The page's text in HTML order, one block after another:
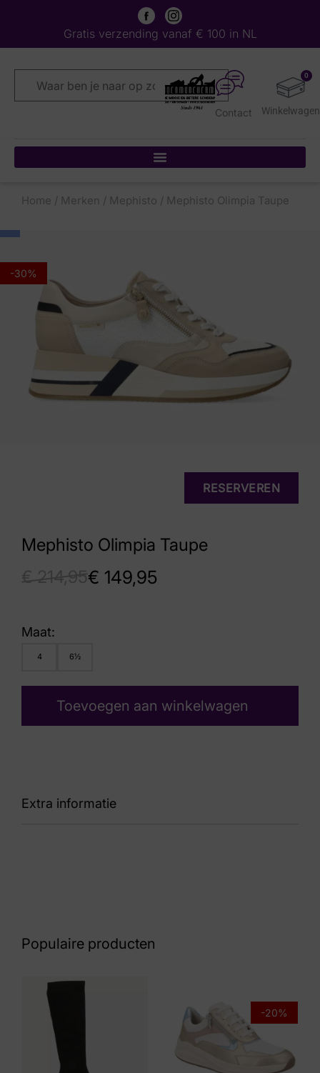
Gratis verzending vanaf € 100 in NL
0
Contact
Home / Merken / Mephisto / Mephisto Olimpia Taupe
-30%
Mephisto Olimpia Taupe
€ 149,95
RESERVEREN
Maat:
4 6½
Toevoegen aan winkelwagen
Extra informatie
4, 6½, 8
Merk
Mephisto
Artikelnummer
Populaire producten
-20%